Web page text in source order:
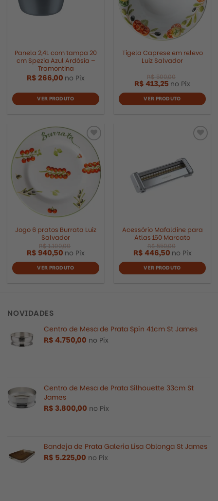
R$1.763,00 R$
Panela 2,4L com tampa 20
cm Spezia Azul Ardósia –
Tramontina
R$266,00 no Pix
VER PRODUTO
Tigela Caprese em relevo
Luiz Salvador
R$413,25 no Pix
VER PRODUTO
Adicionar
meus
desejos
Jogo 6 pratos Burrata Luiz
Salvador
R$ 940,50 no Pix
VER PRODUTO
meus
desejos
Acessório Mafaldine para
Atlas 150 Marcato
R$446,50 no Pix
VER PRODUTO
NOVIDADES
Centro de Mesa de Prata Spin 41cm St James
R$4.750,00 no Pix
Centro de Mesa de Prata Silhouette 33cm St
James
R$3.800,00 no Pix
Bandeja de Prata Galeria Lisa Oblonga St James
R$ 5.225,00 no Pix